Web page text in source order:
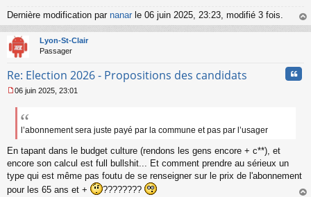
Dernière modification par nanar le 06 juin 2025, 23:23, modifié 3 fois.
au
Lyon-St-Clair
Passager
Re: Election 2026 - Propositions des candidats
e
a
g
e
o
n
06 juin 2025, 23:01
l’abonnement sera juste payé par la commune et pas par l’usager
En tapant dans le budget culture (rendons les gens encore + c**), et
encore son calcul est full bullshit... Et comment prendre au sérieux un
type qui est même pas foutu de se renseigner sur le prix de l'abonnement
pour les 65 ans et +
????????